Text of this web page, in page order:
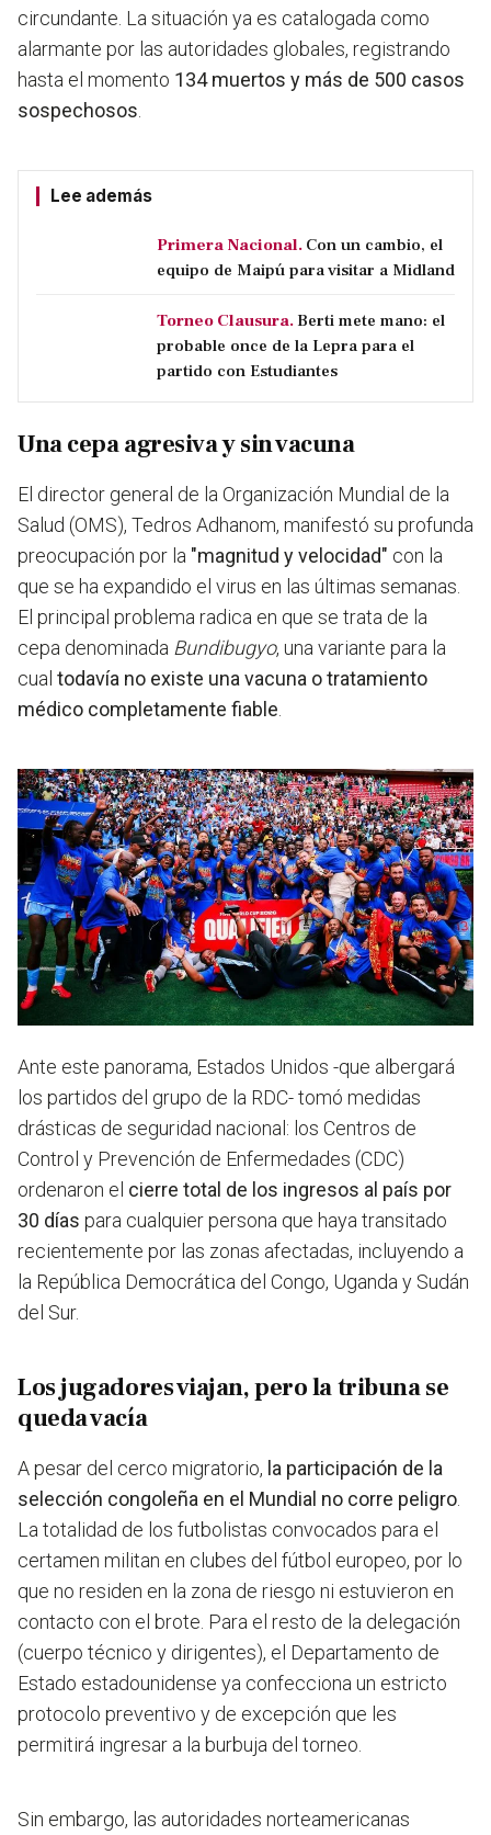
circundante. La situación ya es catalogada como
alarmante por las autoridades globales, registrando
hasta el momento 134 muertos y más de 500 casos
sospechosos
Lee además
Primera Nacional. Con un cambio, el
equipo de Maipú para visitar a Midland
Torneo Clausura. Berti mete mano: el
probable once de la Lepra para el
partido con Estudiantes
Una cepa agresiva y sin vacuna
El director general de la Organización Mundial de la
Salud (OMS), Tedros Adhanom, manifestó su profunda
preocupación por la "magnitud y velocidad" con la
que se ha expandido el virus en las últimas semanas.
El principal problema radica en que se trata de la
cepa denominada Bundibugyo, una variante para la
cual todavía no existe una vacuna o tratamiento
médico completamente fiable
Ante este panorama, Estados Unidos -que albergará
los partidos del grupo de la RDC- tomó medidas
drásticas de seguridad nacional: los Centros de
Control y Prevención de Enfermedades (CDC)
ordenaron el cierre total de los ingresos al país por
30 días para cualquier persona que haya transitado
recientemente por las zonas afectadas, incluyendo a
la República Democrática del Congo, Uganda y Sudán
del Sur.
Los jugadores viajan, pero la tribuna se
queda vacía
A pesar del cerco migratorio, la participación de la
selección congoleña en el Mundial no corre peligro
La totalidad de los futbolistas convocados para el
certamen militan en clubes del fútbol europeo, por lo
que no residen en la zona de riesgo ni estuvieron en
contacto con el brote. Para el resto de la delegación
(cuerpo técnico y dirigentes), el Departamento de
Estado estadounidense ya confecciona un estricto
protocolo preventivo y de excepción que les
permitirá ingresar a la burbuja del torneo.
Sin embargo, las autoridades norteamericanas